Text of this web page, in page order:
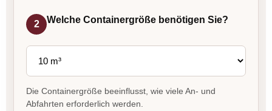
2 Welche Containergröße benötigen Sie?
Die Containergröße beeinflusst, wie viele An- und
Abfahrten erforderlich werden.